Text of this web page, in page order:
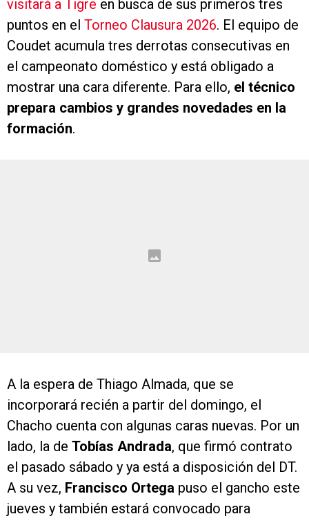
visitará a Tigre en busca de sus primeros tres
puntos en el Torneo Clausura 2026. El equipo de
Coudet acumula tres derrotas consecutivas en
el campeonato doméstico y está obligado a
mostrar una cara diferente. Para ello, el técnico
prepara cambios y grandes novedades en la
formación.
A la espera de Thiago Almada, que se
incorporará recién a partir del domingo, el
Chacho cuenta con algunas caras nuevas. Por un
lado, la de Tobías Andrada, que firmó contrato
el pasado sábado y ya está a disposición del DT.
A su vez, Francisco Ortega puso el gancho este
jueves y también estará convocado para